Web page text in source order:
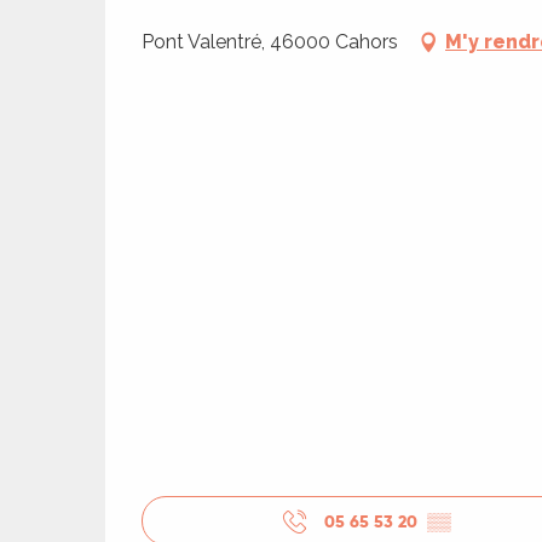
Pont Valentré, 46000 Cahors M'y
05 65 53 20 ▒▒